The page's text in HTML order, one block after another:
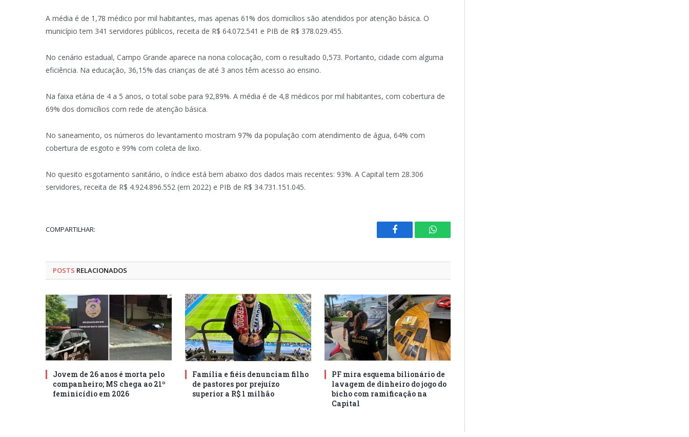
A média é de 1,78 médico por mil habitantes, mas apenas 61% dos domicílios são atendidos por atenção básica. O
município tem 341 servidores públicos, receita de R$ 64.072.541 e PIB de R$ 378.029.455.
No cenário estadual, Campo Grande aparece na nona colocação, com o resultado 0,573. Portanto, cidade com alguma
eficiência. Na educação, 36,15% das crianças de até 3 anos têm acesso ao ensino.
Na faixa etária de 4 a 5 anos, o total sobe para 92,89%. A média é de 4,8 médicos por mil habitantes, com cobertura de
69% dos domicílios com rede de atenção básica.
No saneamento, os números do levantamento mostram 97% da população com atendimento de água, 64% com
cobertura de esgoto e 99% com coleta de lixo.
No quesito esgotamento sanitário, o índice está bem abaixo dos dados mais recentes: 93%. A Capital tem 28.306
servidores, receita de R$ 4.924.896.552 (em 2022) e PIB de R$ 34.731.151.045.
COMPARTILHAR:
Facebook WhatsApp
POSTS RELACIONADOS
Jovem de 26 anos é morta pelo
companheiro; MS chega ao 21º
feminicídio em 2026
Família e fiéis denunciam filho
de pastores por prejuízo
superior a R$ 1 milhão
PF mira esquema bilionário de
lavagem de dinheiro do jogo do
bicho com ramificação na
Capital